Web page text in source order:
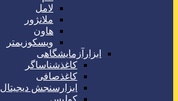
لامل
ملانژور
هاون
ویسکوزیمتر
ابزارآزمایشگاهی
کاغذشناساگر
کاغذصافی
ابزارسنجش دیجیتال
کولیس